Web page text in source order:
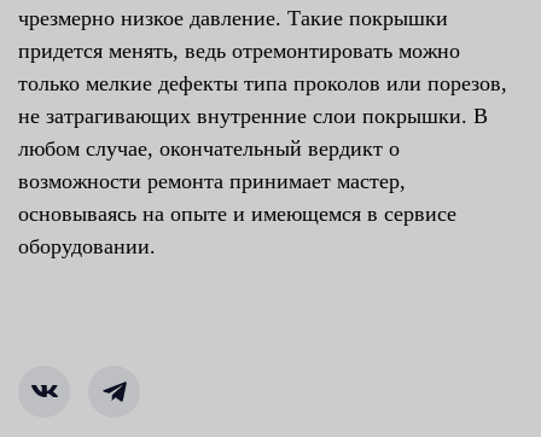
чрезмерно низкое давление. Такие покрышки
придется менять, ведь отремонтировать можно
только мелкие дефекты типа проколов или порезов,
не затрагивающих внутренние слои покрышки. В
любом случае, окончательный вердикт о
возможности ремонта принимает мастер,
основываясь на опыте и имеющемся в сервисе
оборудовании.